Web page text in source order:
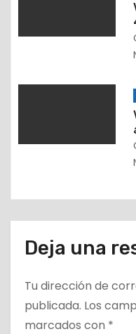
r
Deja una
Tu dirección de
publicada. Los
marcados con *